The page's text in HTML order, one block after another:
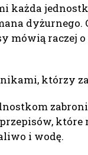
każda
mówią raczej
którzy
i wodę.